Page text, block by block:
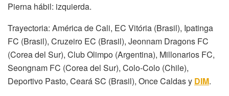
Pierna hábil: izquierda.
Trayectoria: América de Cali, EC Vitória (Brasil), Ipatinga
FC (Brasil), Cruzeiro EC (Brasil), Jeonnam Dragons FC
(Corea del Sur), Club Olimpo (Argentina), Millonarios FC,
Seongnam FC (Corea del Sur), Colo-Colo (Chile),
Deportivo Pasto, Ceará SC (Brasil), Once Caldas y DIM.